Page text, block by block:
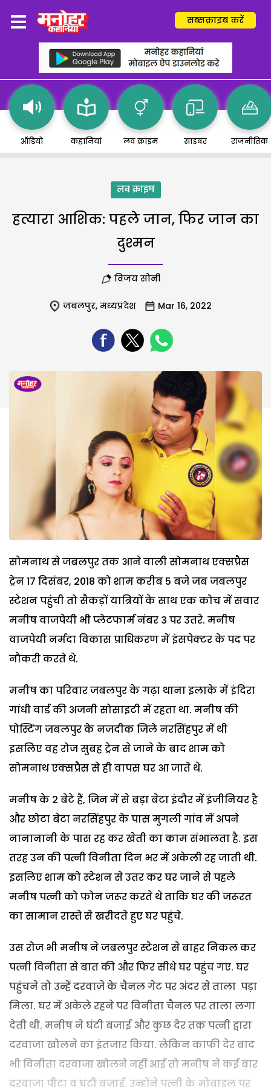
सब्सक्राइब करें
ऑडियो कहानियां लव क्राइम साइबर राजनीतिक
लव क्राइम
हत्यारा आशिक: पहले जान, फिर जान का
दुश्मन
विजय सोनी
जबलपुर, मध्यप्रदेश Mar 16, 2022
सोमनाथ से जबलपुर तक आने वाली सोमनाथ एक्सप्रैस
ट्रेन 17 दिसंबर, 2018 को शाम करीब 5 बजे जब जबलपुर
स्टेशन पहुंची तो सैकड़ों यात्रियों के साथ एक कोच में सवार
मनीष वाजपेयी भी प्लेटफार्म नंबर 3 पर उतरे. मनीष
वाजपेयी नर्मदा विकास प्राधिकरण में इंसपेक्टर के पद पर
नौकरी करते थे.
मनीष का परिवार जबलपुर के गढ़ा थाना इलाके में इंदिरा
गांधी वार्ड की अजनी सोसाइटी में रहता था. मनीष की
पोस्टिंग जबलपुर के नजदीक जिले नरसिंहपुर में थी
इसलिए वह रोज सुबह ट्रेन से जाने के बाद शाम को
सोमनाथ एक्सप्रैस से ही वापस घर आ जाते थे.
मनीष के 2 बेटे हैं, जिन में से बड़ा बेटा इंदौर में इंजीनियर है
और छोटा बेटा नरसिंहपुर के पास मुगली गांव में अपने
नानानानी के पास रह कर खेती का काम संभालता है. इस
तरह उन की पत्नी विनीता दिन भर में अकेली रह जाती थी.
इसलिए शाम को स्टेशन से उतर कर घर जाने से पहले
मनीष पत्नी को फोन जरूर करते थे ताकि घर की जरूरत
का सामान रास्ते से खरीदते हुए घर पहुंचे.
उस रोज भी मनीष ने जबलपुर स्टेशन से बाहर निकल कर
पत्नी विनीता से बात की और फिर सीधे घर पहुंच गए. घर
पहुंचने तो उन्हें दरवाजे के चैनल गेट पर अंदर से ताला पड़ा
मिला. घर में अकेले रहने पर विनीता चैनल पर ताला लगा
देती थी. मनीष ने घंटी बजाई और कुछ देर तक पत्नी द्वारा
दरवाजा खोलने का इंतजार किया. लेकिन काफी देर बाद
भी विनीता दरवाजा खोलने नहीं आई तो मनीष ने कई बार
दरवाजा पीटा व घंटी बजाई. उन्होंने पत्नी के मोबाइल पर